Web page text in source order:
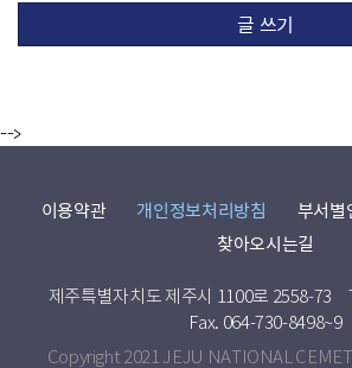
글 쓰기
-->
이용약관 개인정보처리방침 부서별
찾아오시는길
제주특별자치도 제주시 1100로 2558-73
Fax. 064-730-8498~9
Copyright 2021 JEJU NATIONAL